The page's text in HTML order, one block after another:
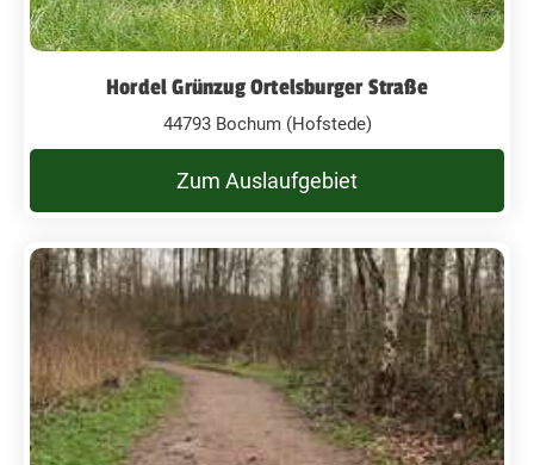
Hordel Grünzug Ortelsburger Straße
44793 Bochum (Hofstede)
Zum Auslaufgebiet